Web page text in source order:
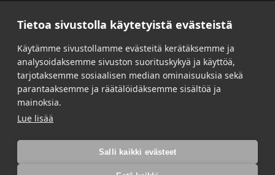
Tietoa sivustolla käytetyistä evästeistä
Käytämme sivustollamme evästeitä kerätäksemme ja
analysoidaksemme sivuston suorituskykyä ja käyttöä,
tarjotaksemme sosiaalisen median ominaisuuksia sekä
parantaaksemme ja räätälöidäksemme sisältöä ja
mainoksia.
Lue lisää
Salli kaikki evästeet